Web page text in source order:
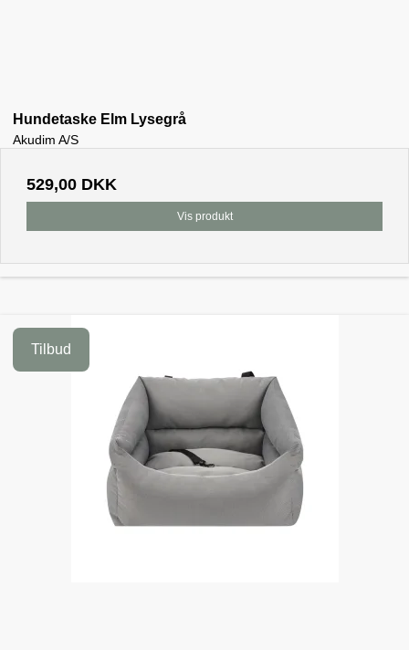
Hundetaske Elm Lysegrå
Akudim A/S
529,00 DKK
Vis produkt
Tilbud